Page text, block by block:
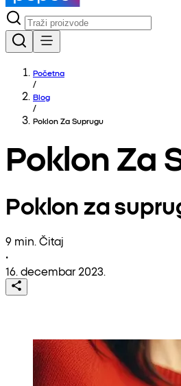
Početna
/
Blog
/
Poklon Za Suprugu
Poklon Za
Poklon za
9 min. Čitaj
•
16. decembar 2023.